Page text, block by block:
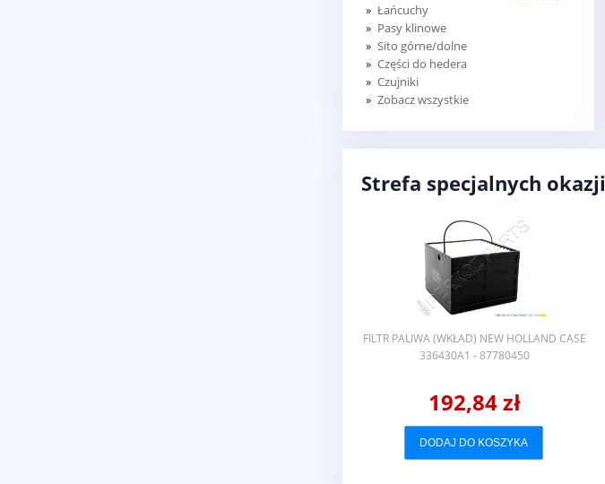
Łańcuchy
Pasy klinowe
Sito górne/dolne
Części do hedera
Czujniki
Zobacz wszystkie
Strefa specjalnych okazji
FILTR PALIWA (WKŁAD) NEW HOLLAND CASE
336430A1 - 87780450
192,84 zł
DODAJ DO KOSZYKA